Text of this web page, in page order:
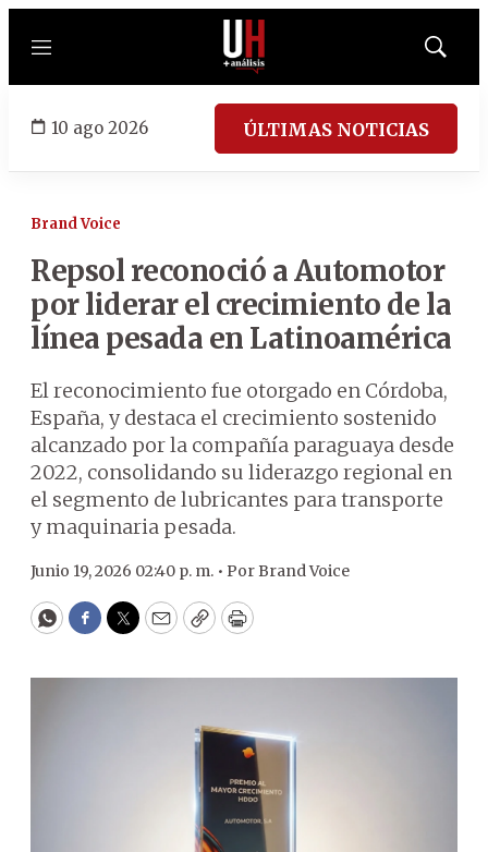
Menú
Mostrar
10 ago 2026 ÚLTIMAS NOTICIAS
Brand Voice
Repsol reconoció a Automotor
por liderar el crecimiento de la
línea pesada en Latinoamérica
El reconocimiento fue otorgado en Córdoba,
España, y destaca el crecimiento sostenido
alcanzado por la compañía paraguaya desde
2022, consolidando su liderazgo regional en
el segmento de lubricantes para transporte
y maquinaria pesada.
Junio 19, 2026 02:40 p. m. • PorBrand Voice
WhatsApp
Facebook
Twitter
EmailCopyPrint